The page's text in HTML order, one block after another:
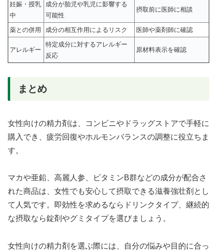
妊娠・授乳
中
成分が胎児や乳児に影響する
可能性
摂取前に医師に相談
薬との併用 成分の相互作用によるリスク 医師や薬剤師に確認
アレルギー
特定成分に対するアレルギー
反応
原材料表示を確認
まとめ
女性向けの精力剤は、コンビニやドラッグストアで手軽に
購入でき、疲労回復やホルモンバランスの調整に役立ちま
す。
マカや亜鉛、高麗人参、ビタミンB群などの成分が配合さ
れた商品は、女性でも安心して摂取できる滋養強壮剤とし
て人気です。即効性を求めるならドリンクタイプ、継続的
な摂取なら錠剤やグミタイプを選びましょう。
女性向けの精力剤を選ぶ際には、自分の悩みや目的に合っ